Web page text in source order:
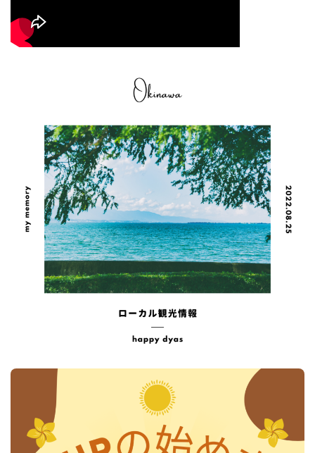
年間利用者1500人以上
ツアーの空き状況を見る